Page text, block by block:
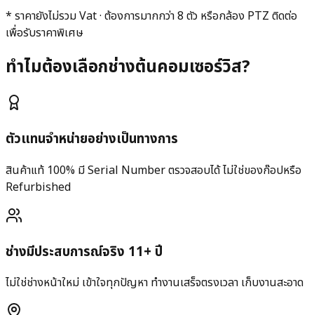
* ราคายังไม่รวม Vat · ต้องการมากกว่า 8 ตัว หรือกล้อง PTZ ติดต่อ
เพื่อรับราคาพิเศษ
ทำไมต้องเลือกช่างต้นคอมเซอร์วิส?
ตัวแทนจำหน่ายอย่างเป็นทางการ
สินค้าแท้ 100% มี Serial Number ตรวจสอบได้ ไม่ใช่ของก๊อปหรือ
Refurbished
ช่างมีประสบการณ์จริง 11+ ปี
ไม่ใช่ช่างหน้าใหม่ เข้าใจทุกปัญหา ทำงานเสร็จตรงเวลา เก็บงานสะอาด